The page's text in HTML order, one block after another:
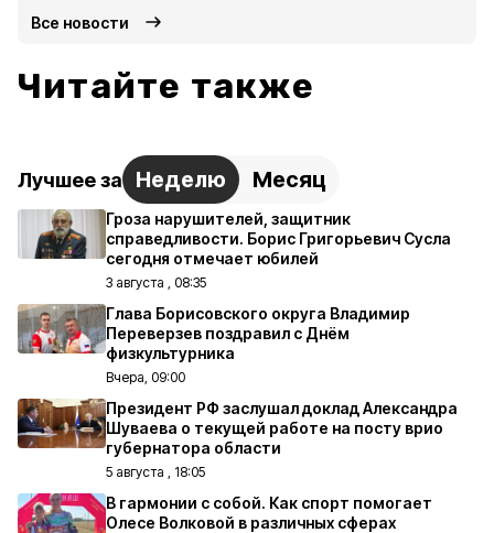
Все новости
Читайте также
Лучшее за Неделю Месяц
Гроза нарушителей, защитник
справедливости. Борис Григорьевич Сусла
сегодня отмечает юбилей
3 августа , 08:35
Глава Борисовского округа Владимир
Переверзев поздравил с Днём
физкультурника
Вчера, 09:00
Президент РФ заслушал доклад Александра
Шуваева о текущей работе на посту врио
губернатора области
5 августа , 18:05
В гармонии с собой. Как спорт помогает
Олесе Волковой в различных сферах